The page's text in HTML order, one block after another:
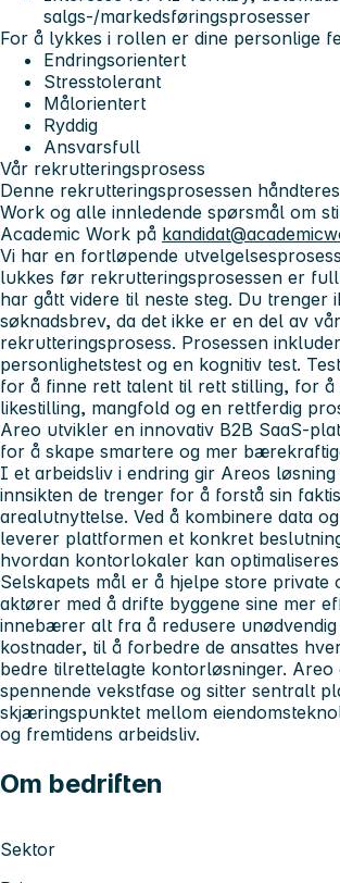
salgs-/markedsføringsprosesser
For å lykkes i rollen er dine personlige
Endringsorientert
Stresstolerant
Målorientert
Ryddig
Ansvarsfull
Vår rekrutteringsprosess
Denne rekrutteringsprosessen
Work og alle innledende spørsmål om
Academic Work på
Vi har en fortløpende
lukkes før rekrutteringsprosessen er
har gått videre til neste steg. Du trenger
søknadsbrev, da det ikke er en del av vår
rekrutteringsprosess. Prosessen
personlighetstest og en kognitiv test.
for å finne rett talent til rett stilling, for å
likestilling, mangfold og en rettferdig
Areo utvikler en innovativ B2B SaaS-
for å skape smartere og mer
I et arbeidsliv i endring gir Areos
innsikten de trenger for å forstå sin
arealutnyttelse. Ved å kombinere data
leverer plattformen et konkret
hvordan kontorlokaler kan
Selskapets mål er å hjelpe store private
aktører med å drifte byggene sine mer
innebærer alt fra å redusere
kostnader, til å forbedre de ansattes
bedre tilrettelagte kontorløsninger. Areo
spennende vekstfase og sitter sentralt
skjæringspunktet mellom
og fremtidens arbeidsliv.
Om bedriften
Sektor